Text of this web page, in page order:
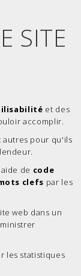
SITE
et des
accomplir.
autres pour qu'ils
de code
clefs par les
web dans un
les statistiques